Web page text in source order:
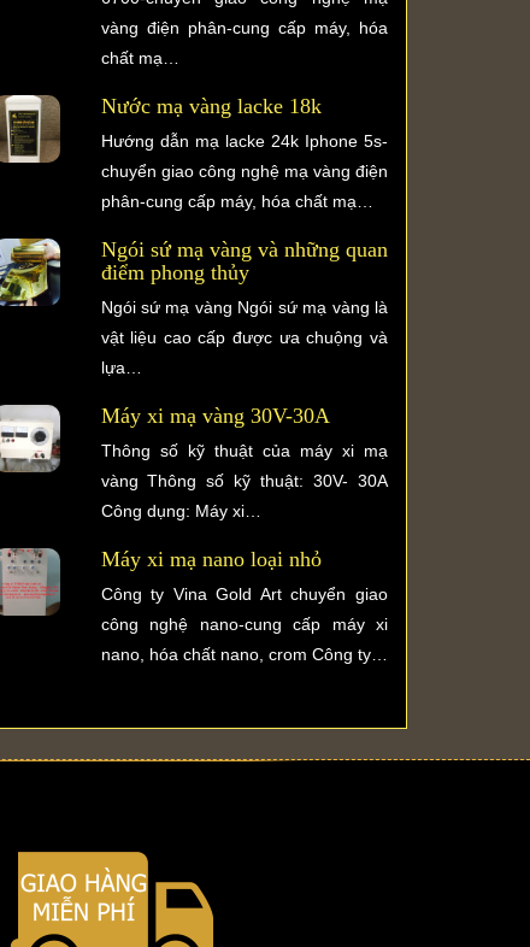
vàng điện phân-cung cấp máy, hóa
chất mạ…
Nước mạ vàng lacke 18k
Hướng dẫn mạ lacke 24k Iphone 5s-
chuyển giao công nghệ mạ vàng điện
phân-cung cấp máy, hóa chất mạ…
Ngói sứ mạ vàng và những quan
điểm phong thủy
Ngói sứ mạ vàng Ngói sứ mạ vàng là
vật liệu cao cấp được ưa chuộng và
lựa…
Máy xi mạ vàng 30V-30A
Thông số kỹ thuật của máy xi mạ
vàng Thông số kỹ thuật: 30V- 30A
Công dụng: Máy xi…
Máy xi mạ nano loại nhỏ
Công ty Vina Gold Art chuyển giao
công nghệ nano-cung cấp máy xi
nano, hóa chất nano, crom Công ty…